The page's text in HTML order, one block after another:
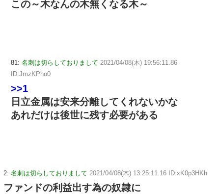
この～木なんの木無くなる木～
81: 名刺は切らしておりまして 2021/04/08(木) 19:56:11.86
ID:JmzKPho0
>>1
日立金属は安来分離してくれないかな
あれだけは後世に残す必要がある
2: 名刺は切らしておりまして 2021/04/08(木) 13:25:11.16 ID:xK0p3HKh
ファンドの利益出す為の奴隷に